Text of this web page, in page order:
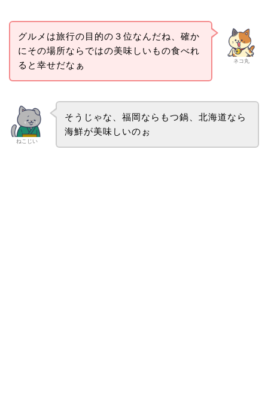
ネコ丸
グルメは旅行の目的の３位なんだね、確か
にその場所ならではの美味しいもの食べれ
ると幸せだなぁ
ねこじい
そうじゃな、福岡ならもつ鍋、北海道なら
海鮮が美味しいのぉ